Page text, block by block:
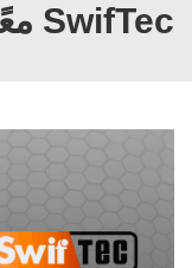
SwifTec معًا